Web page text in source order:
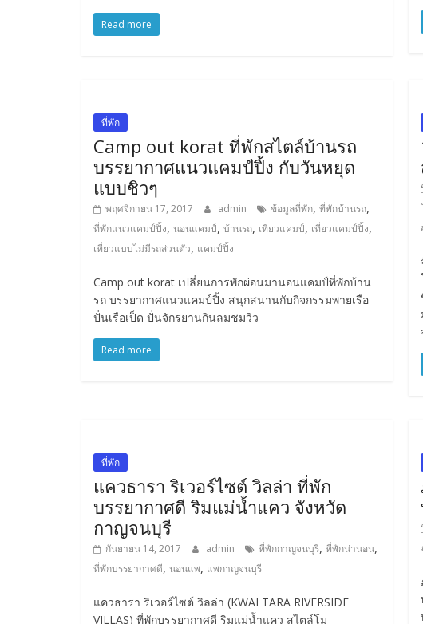
Read more
ที่พัก
Camp out korat ที่พักสไตล์บ้านรถ
บรรยากาศแนวแคมป์ปิ้ง กับวันหยุด
แบบชิวๆ
พฤศจิกายน 17, 2017 admin ข้อมูลที่พัก, ที่พักบ้านรถ,
ที่พักแนวแคมป์ปิ้ง, นอนแคมป์, บ้านรถ, เที่ยวแคมป์, เที่ยวแคมป์ปิ้ง,
เที่ยวแบบไม่มีรถส่วนตัว, แคมป์ปิ้ง
Camp out korat เปลี่ยนการพักผ่อนมานอนแคมป์ที่พักบ้าน
รถ บรรยากาศแนวแคมป์ปิ้ง สนุกสนานกับกิจกรรมพายเรือ
ปั่นเรือเป็ด ปั่นจักรยานกินลมชมวิว
Read more
ที่พัก
แควธารา ริเวอร์ไซต์ วิลล่า ที่พัก
บรรยากาศดี ริมแม่น้ำแคว จังหวัด
กาญจนบุรี
กันยายน 14, 2017 admin ที่พักกาญจนบุรี, ที่พักน่านอน,
ที่พักบรรยากาศดี, นอนแพ, แพกาญจนบุรี
แควธารา ริเวอร์ไซต์ วิลล่า (KWAI TARA RIVERSIDE
VILLAS) ที่พักบรรยากาศดี ริมแม่น้ำแคว สไตล์โม